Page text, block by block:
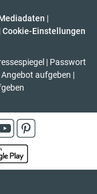
|
| Cookie-Einstellungen
| Passwort
Angebot aufgeben |